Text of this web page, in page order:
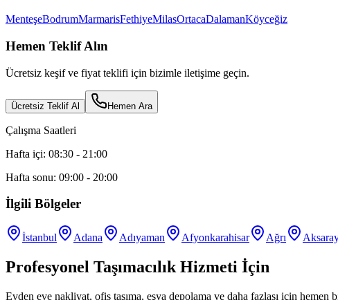
MenteşeBodrumMarmarisFethiyeMilasOrtacaDalamanKöyceğiz
Hemen Teklif Alın
Ücretsiz keşif ve fiyat teklifi için bizimle iletişime geçin.
Ücretsiz Teklif Al Hemen Ara
Çalışma Saatleri
Hafta içi: 08:30 - 21:00
Hafta sonu: 09:00 - 20:00
İlgili Bölgeler
İstanbul Adana Adıyaman Afyonkarahisar Ağrı
Profesyonel Taşımacılık Hizmeti İçin
Evden eve nakliyat, ofis taşıma, eşya depolama ve daha fazlası için hemen